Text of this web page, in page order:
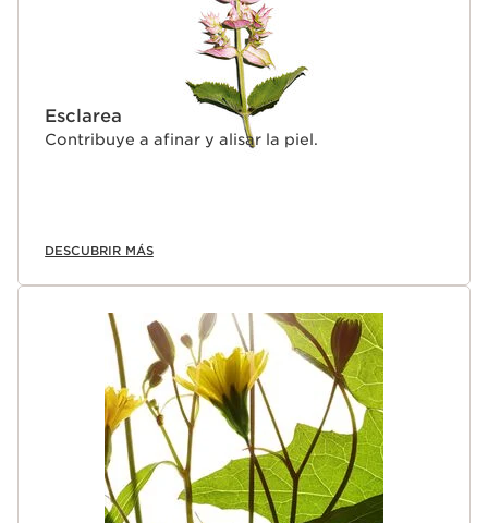
Esclarea
Contribuye a afinar y alisar la piel.
DESCUBRIR MÁS